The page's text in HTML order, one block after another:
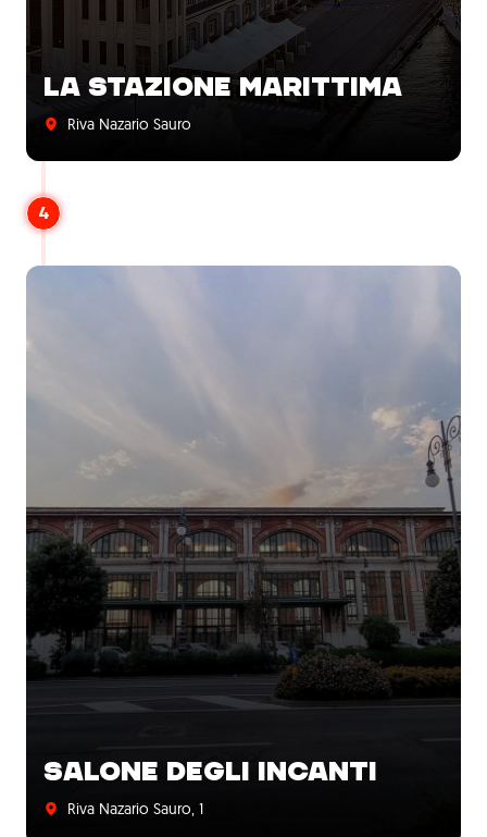
LA STAZIONE MARITTIMA
Riva Nazario Sauro
4
SALONE DEGLI INCANTI
Riva Nazario Sauro, 1